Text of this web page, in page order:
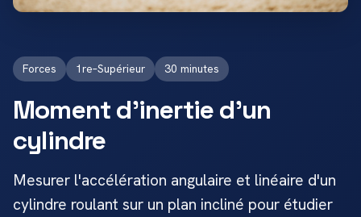
Forces 1re–Supérieur 30 minutes
Moment d'inertie d'un
cylindre
Mesurer l'accélération angulaire et linéaire d'un
cylindre roulant sur un plan incliné pour étudier